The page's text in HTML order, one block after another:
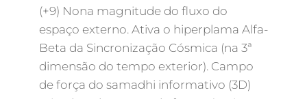
(+9) Nona magnitude do fluxo do
espaço externo. Ativa o hiperplama Alfa-
Beta da Sincronização Cósmica (na 3ª
dimensão do tempo exterior). Campo
de força do samadhi informativo (3D)